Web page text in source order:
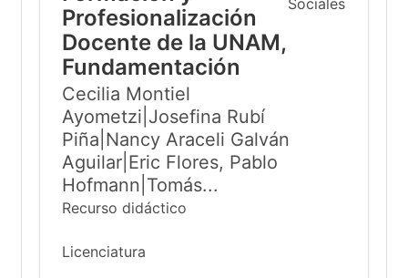
Profesionalización
Docente de la UNAM,
Fundamentación
Cecilia Montiel
Ayometzi|Josefina Rubí
Piña|Nancy Araceli Galván
Aguilar|Eric Flores, Pablo
Hofmann|Tomás...
Recurso didáctico
Licenciatura